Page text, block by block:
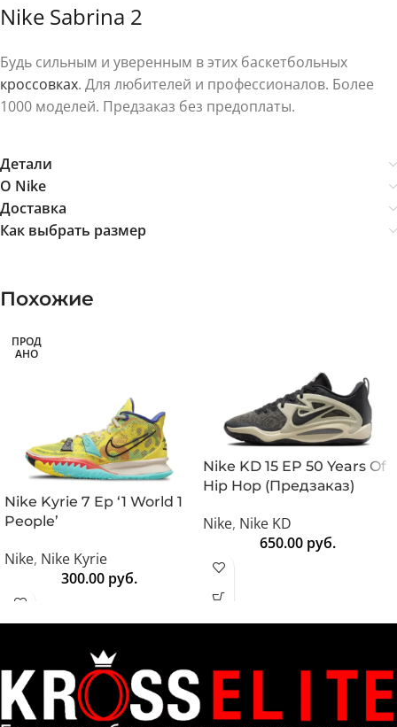
Nike Sabrina 2
Будь сильным и уверенным в этих баскетбольных
кроссовках. Для любителей и профессионалов. Более
1000 моделей. Предзаказ без предоплаты.
Детали
О Nike
Доставка
Как выбрать размер
Похожие
ПРОД
АНО
Nike Kyrie 7 Ep ‘1 World 1
People’
Nike, Nike Kyrie
300.00 руб.
Nike KD 15 EP 50 Years Of
Hip Hop (Предзаказ)
Nike, Nike KD
650.00 руб.